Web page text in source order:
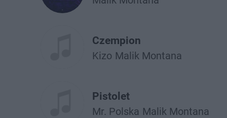
Czempion
Kizo Malik Montana
Pistolet
Mr. Polska Malik Montana